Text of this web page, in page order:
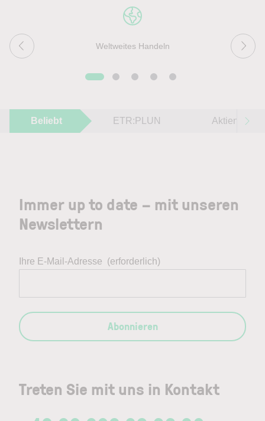
Weltweites Handeln
Beliebt ETR:PLUN Aktien im
Treten Sie mit uns in Kontakt
Immer up to date – mit unseren
Newslettern
Ihre E-Mail-Adresse (erforderlich)
Abonnieren